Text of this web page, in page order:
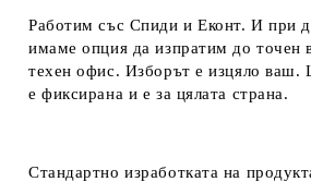
Работим със Спиди и Еконт. И при
имаме опция да изпратим до точен
техен офис. Изборът е изцяло ваш.
е фиксирана и е за цялата страна.
Стандартно изработката на